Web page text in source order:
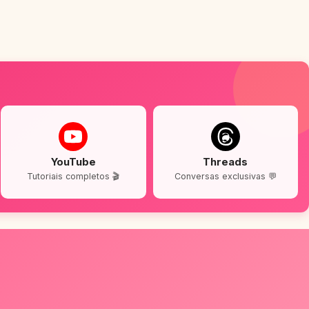
YouTube
Tutoriais completos 🎬
Threads
Conversas exclusivas 💬